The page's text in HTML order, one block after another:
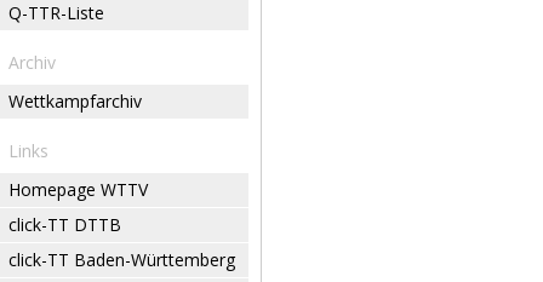
Q-TTR-Liste
Archiv
Wettkampfarchiv
Links
Homepage WTTV
click-TT DTTB
click-TT Baden-Württemberg